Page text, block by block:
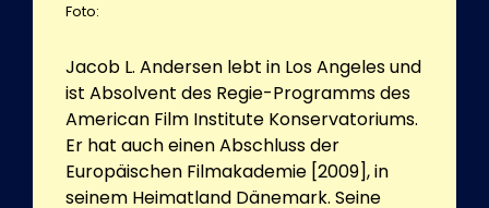
Foto:
Jacob L. Andersen lebt in Los Angeles und
ist Absolvent des Regie-Programms des
American Film Institute Konservatoriums.
Er hat auch einen Abschluss der
Europäischen Filmakademie [2009], in
seinem Heimatland Dänemark. Seine